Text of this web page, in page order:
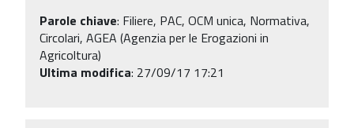
Parole chiave: Filiere, PAC, OCM unica, Normativa,
Circolari, AGEA (Agenzia per le Erogazioni in
Agricoltura)
Ultima modifica: 27/09/17 17:21